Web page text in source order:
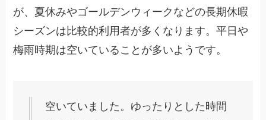
が、夏休みやゴールデンウィークなどの長期休暇
シーズンは比較的利用者が多くなります。平日や
梅雨時期は空いていることが多いようです。
空いていました。ゆったりとした時間